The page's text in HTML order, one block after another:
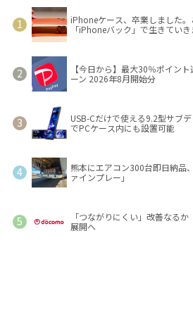
iPhoneケース、卒業しました
「iPhoneバック」で生きていき
【今日から】最大30％ポイン
ーン 2026年8月開始分
USB-Cだけで使える9.2型サブ
でPCケース内にも設置可能
熊本にエアコン300台即日納品
ァインプレー」
「つながりにくい」改善なる
展開へ